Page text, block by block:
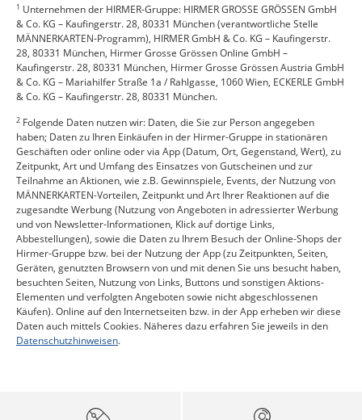
1 Unternehmen der HIRMER-Gruppe: HIRMER GROSSE GRÖSSEN GmbH
& Co. KG – Kaufingerstr. 28, 80331 München (verantwortliche Stelle
MÄNNERKARTEN-Programm), HIRMER GmbH & Co. KG – Kaufingerstr.
28, 80331 München, Hirmer Grosse Grössen Online GmbH –
Kaufingerstr. 28, 80331 München, Hirmer Grosse Grössen Austria GmbH
& Co. KG – Mariahilfer Straße 1a / Rahlgasse, 1060 Wien, ECKERLE GmbH
& Co. KG – Kaufingerstr. 28, 80331 München.
2 Folgende Daten nutzen wir: Daten, die Sie zur Person angegeben
haben; Daten zu Ihren Einkäufen in der Hirmer-Gruppe in stationären
Geschäften oder online oder via App (Datum, Ort, Gegenstand, Wert), zu
Zeitpunkt, Art und Umfang des Einsatzes von Gutscheinen und zur
Teilnahme an Aktionen, wie z.B. Gewinnspiele, Events, der Nutzung von
MÄNNERKARTEN-Vorteilen, Zeitpunkt und Art Ihrer Reaktionen auf die
zugesandte Werbung (Nutzung von Angeboten in adressierter Werbung
und von Newsletter-Informationen, Klick auf dortige Links,
Abbestellungen), sowie die Daten zu Ihrem Besuch der Online-Shops der
Hirmer-Gruppe bzw. bei der Nutzung der App (zu Zeitpunkten, Seiten,
Geräten, genutzten Browsern von und mit denen Sie uns besucht haben,
besuchten Seiten, Nutzung von Links, Buttons und sonstigen Aktions-
Elementen und verfolgten Angeboten sowie nicht abgeschlossenen
Käufen). Online auf den Internetseiten bzw. in der App erheben wir diese
Daten auch mittels Cookies. Näheres dazu erfahren Sie jeweils in den
Datenschutzhinweisen.